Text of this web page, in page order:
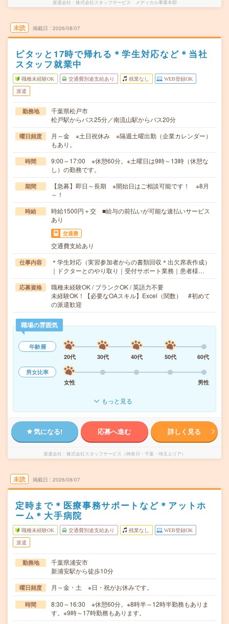
派遣会社 株式会社スタッフサービス メディカル事業本部
未読 掲載日 2026/08/07
ピタッと17時で帰れる＊学生対応など＊当社
スタッフ就業中
職種未経験OK 交通費別途支給あり 残業なし WEB登録OK
派遣
勤務地
千葉県松戸市
松戸駅からバス25分／南流山駅からバス20分
曜日頻度
月～金 ※土日祝休み ※隔週土曜出勤（企業カレンダー）
もあり。
時間
9:00～17:00 ※休憩60分。※土曜日は9時～13時（休憩な
し）の勤務です。
期間
【急募】即日～長期 ※開始日はご相談可能です！ ※8月
～！
時給
時給1500円＋交 ■給与の前払いが可能な速払いサービス
あり
交通費
交通費支給あり
仕事内容
＊学生対応（実習参加者からの書類回収＊出欠席表作成）
｜ドクターとのやり取り｜受付サポート業務｜患者様…
応募資格
職種未経験OK / ブランクOK / 英語力不要
未経験OK！【必要なOAスキル】Excel（関数） #初めて
の派遣歓迎
職場の雰囲気
年齢層
20代
30代 40代 50代
60代
男女比率
女性
男性
もっと見る
気になる! 応募へ進む 詳しく見る
派遣会社 株式会社スタッフサービス（神奈川・千葉・埼玉エリア）
未読 掲載日 2026/08/07
定時まで＊医療事務サポートなど＊アットホ
ーム＊大手病院
職種未経験OK 交通費別途支給あり 残業なし WEB登録OK
派遣
勤務地
千葉県浦安市
新浦安駅から徒歩10分
曜日頻度 月～金・土 ※日・祝がお休みです。
時間
8:30～16:30 ※休憩60分。※8時半～12時半勤務もありま
す。※9時～17時勤務もあります。